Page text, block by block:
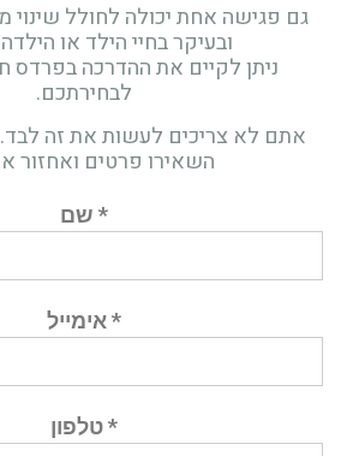
גם פגישה אחת יכולה לחולל שינוי
ובעיקר בחיי הילד או
ניתן לקיים את ההדרכה בפרדס
לבחירתכם.
אתם לא צריכים לעשות את זה לבד.
השאירו פרטים ואחזור
* שם
* אימייל
* טלפון